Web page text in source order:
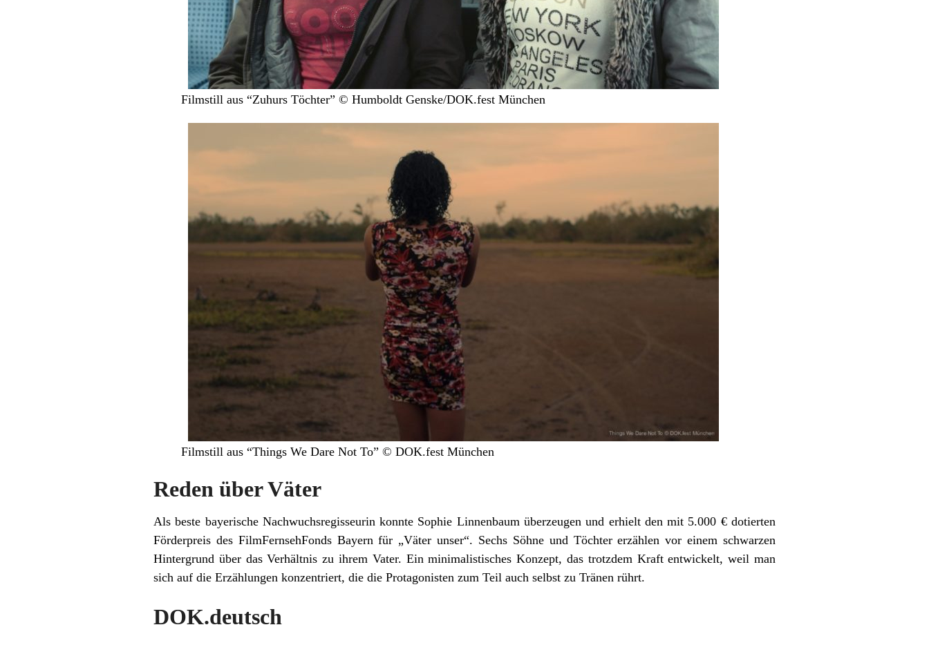
Filmstill aus “Zuhurs Töchter” © Humboldt Genske/DOK.fest München
Filmstill aus “Things We Dare Not To” © DOK.fest München
Reden über Väter
Als beste bayerische Nachwuchsregisseurin konnte Sophie Linnenbaum überzeugen und erhielt den mit 5.000 € dotierten
Förderpreis des FilmFernsehFonds Bayern für „Väter unser“. Sechs Söhne und Töchter erzählen vor einem schwarzen
Hintergrund über das Verhältnis zu ihrem Vater. Ein minimalistisches Konzept, das trotzdem Kraft entwickelt, weil man
sich auf die Erzählungen konzentriert, die die Protagonisten zum Teil auch selbst zu Tränen rührt.
DOK.deutsch